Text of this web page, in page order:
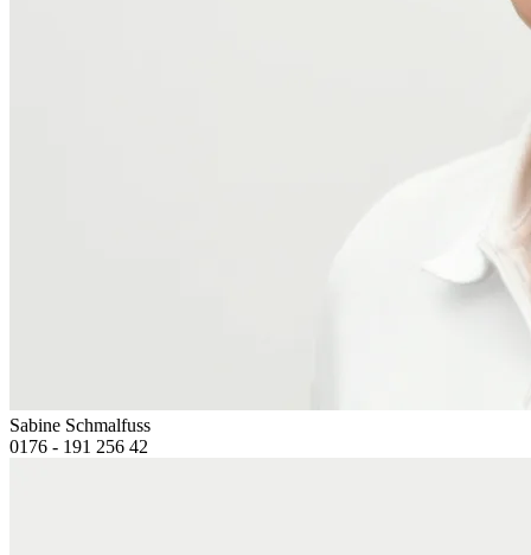
Sabine Schmalfuss
0176 - 191 256 42